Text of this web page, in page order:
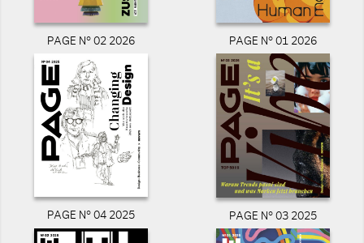
PAGE N° 02 2026 PAGE N° 01 2026
PAGE N° 04 2025 PAGE N° 03 2025